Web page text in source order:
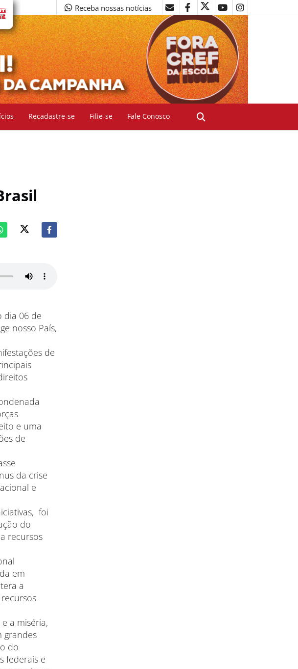
Receba nossas notícias
Recadastre-se Filie-se Fale Conosco
dia 06 de
nosso País,
de
e uma
de
da crise
e
foi
do
recursos
em
a
a miséria,
grandes
do
federais e